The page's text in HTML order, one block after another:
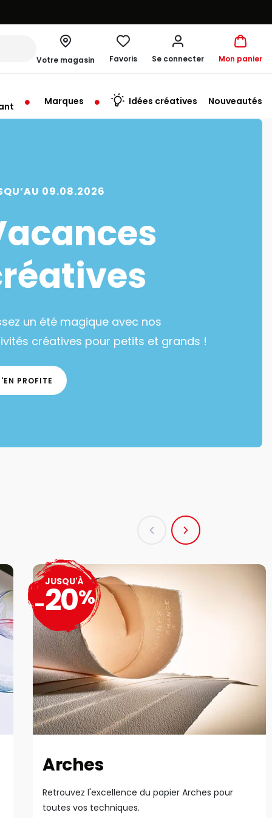
Votre magasin
à 10:00
Favoris Se connecter Mon panier
Marques Idées créatives Nouveautés
09.08.2026
un été magique avec nos
créatives pour petits et grands !
PROFITE
Arches
Retrouvez l'excellence du papier Arches pour
toutes vos techniques.
JUSQU'À
-20%